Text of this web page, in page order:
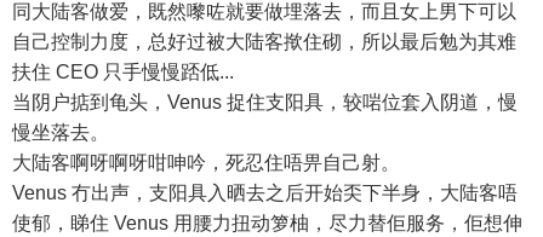
同大陆客做爱，既然嚟咗就要做埋落去，而且女上男下可以
自己控制力度，总好过被大陆客揿住砌，所以最后勉为其难
扶住 CEO 只手慢慢踎低...
当阴户掂到龟头，Venus 捉住支阳具，较啱位套入阴道，慢
慢坐落去。
大陆客啊呀啊呀咁呻吟，死忍住唔畀自己射。
Venus 冇出声，支阳具入晒去之后开始奀下半身，大陆客唔
使郁，睇住 Venus 用腰力扭动箩柚，尽力替佢服务，佢想伸